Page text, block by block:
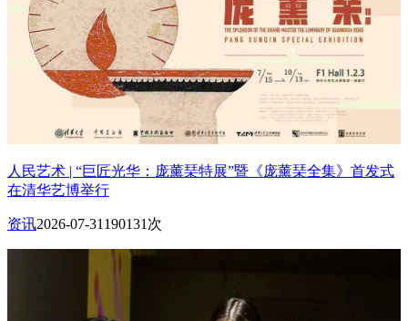
人民艺术 | “巨匠光华：庞薰琹特展”暨《庞薰琹全集》首发式
在清华艺博举行
资讯2026-07-31 190131次